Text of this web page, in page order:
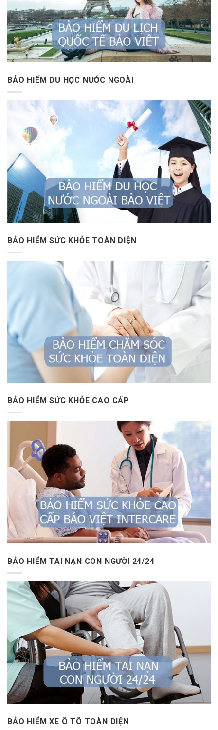
BẢO HIỂM DU HỌC NƯỚC NGOÀI
BẢO HIỂM SỨC KHỎE TOÀN DIỆN
BẢO HIỂM SỨC KHỎE CAO CẤP
BẢO HIỂM TAI NẠN CON NGƯỜI 24/24
BẢO HIỂM XE Ô TÔ TOÀN DIỆN